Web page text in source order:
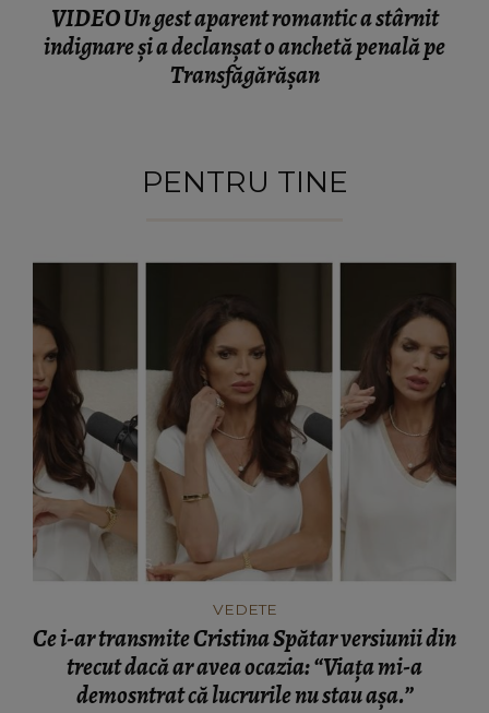
VIDEO Un gest aparent romantic a stârnit
indignare și a declanșat o anchetă penală pe
Transfăgărășan
PENTRU TINE
VEDETE
Ce i-ar transmite Cristina Spătar versiunii din
trecut dacă ar avea ocazia: “Viața mi-a
demosntrat că lucrurile nu stau așa.”